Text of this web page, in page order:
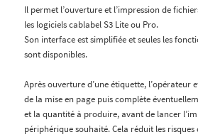
Il permet l’ouverture et l’impression de
les logiciels cablabel S3 Lite ou Pro.
Son interface est simplifiée et seules les
sont disponibles.
Après ouverture d’une étiquette, l’opérateur
de la mise en page puis complète
et la quantité à produire, avant de lancer
périphérique souhaité. Cela réduit les risques